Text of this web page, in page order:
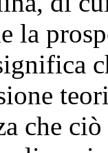
la
che